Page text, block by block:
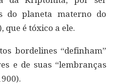
do planeta materno do
é tóxico a ele.
bordelines “definham”
e de suas “lembranças